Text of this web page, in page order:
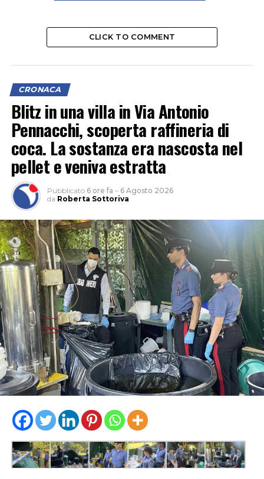
CLICK TO COMMENT
CRONACA
Blitz in una villa in Via Antonio
Pennacchi, scoperta raffineria di
coca. La sostanza era nascosta nel
pellet e veniva estratta
Pubblicato 6 ore fa – 6 Agosto 2026
da Roberta Sottoriva